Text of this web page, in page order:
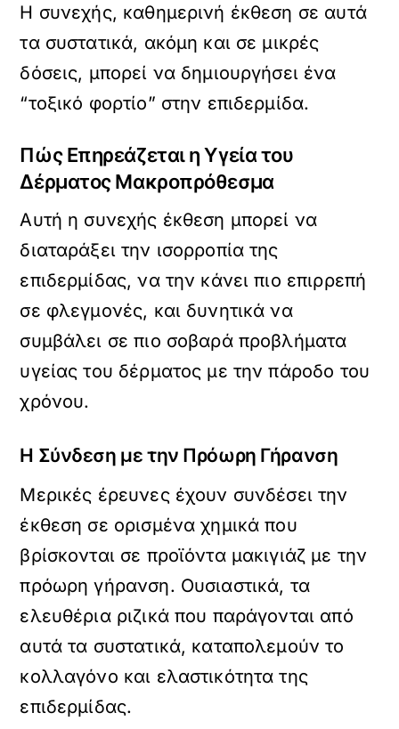
Η συνεχής, καθημερινή έκθεση σε αυτά
τα συστατικά, ακόμη και σε μικρές
δόσεις, μπορεί να δημιουργήσει ένα
“τοξικό φορτίο” στην επιδερμίδα.
Πώς Επηρεάζεται η Υγεία του
Δέρματος Μακροπρόθεσμα
Αυτή η συνεχής έκθεση μπορεί να
διαταράξει την ισορροπία της
επιδερμίδας, να την κάνει πιο επιρρεπή
σε φλεγμονές, και δυνητικά να
συμβάλει σε πιο σοβαρά προβλήματα
υγείας του δέρματος με την πάροδο του
χρόνου.
Η Σύνδεση με την Πρόωρη Γήρανση
Μερικές έρευνες έχουν συνδέσει την
έκθεση σε ορισμένα χημικά που
βρίσκονται σε προϊόντα μακιγιάζ με την
πρόωρη γήρανση. Ουσιαστικά, τα
ελευθέρια ριζικά που παράγονται από
αυτά τα συστατικά, καταπολεμούν το
κολλαγόνο και ελαστικότητα της
επιδερμίδας.